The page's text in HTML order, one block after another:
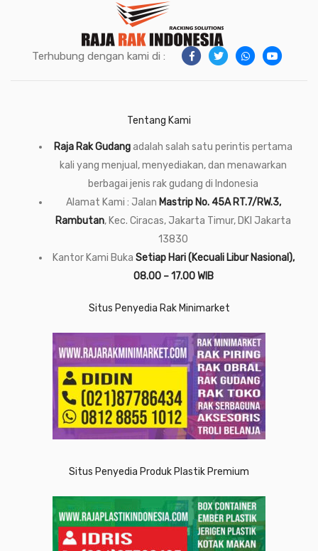
Terhubung dengan kami di :
Tentang Kami
Raja Rak Gudangadalah salah satu perintis pertama
kali yang menjual, menyediakan, dan menawarkan
berbagai jenis rak gudang di Indonesia
Alamat Kami : Jalan Mastrip No. 45A RT.7/RW.3,
Rambutan, Kec. Ciracas, Jakarta Timur, DKI Jakarta
13830
Kantor Kami Buka Setiap Hari (Kecuali Libur Nasional),
08.00 – 17.00 WIB
Situs Penyedia Rak Minimarket
Situs Penyedia Produk Plastik Premium